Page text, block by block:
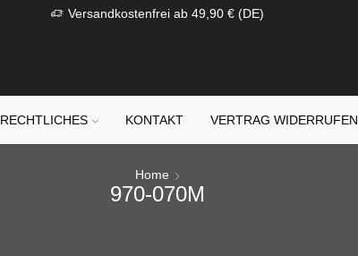
Versandkostenfrei ab 49,90 € (DE)
RECHTLICHES KONTAKT VERTRAG WIDERRUFEN
Home
970-070M